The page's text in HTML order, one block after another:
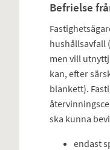
Befrielse
hushållsavfall
men vill
kan, efter
blankett).
ska kunna
endast